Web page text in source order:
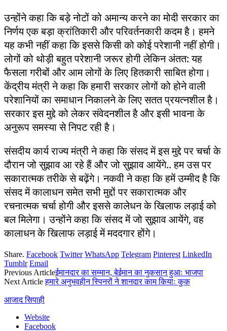
उन्होंने कहा कि बड़े नोटों को अमान्य करने का मोदी सरकार का
निर्णय एक बड़ा क्रांतिकारी और परिवर्तनकारी कदम है। हमने
यह कभी नहीं कहा कि इससे किसी को कोई परेशानी नहीं होगी।
लोगों को थोड़ी बहुत परेशानी जरूर होगी लेकिन अंतत: यह
फैसला गरीबों और आम लोगों के लिए हितकारी साबित होगा।
केंद्रीय मंत्री ने कहा कि हमारी सरकार लोगों को होने वाली
परेशानियों का समाधान निकालने के लिए सतत प्रयत्नशील है।
सरकार इस मुद्दे को लेकर संवेदनशील है और इसी भावना के
अनुरूप समस्या से निपट रही है।
संसदीय कार्य राज्य मंत्री ने कहा कि संसद में इस मुद्दे पर चर्चा के
दौरान जो सुझाव आ रहे हैं और जो सुझाव आयेंगे.. हम उस पर
सकारात्मक तरीके से बढ़ेंगे। नकवी ने कहा कि हमें उम्मीद है कि
संसद में कालाधन समेत सभी मुद्दों पर सकारात्मक और
रचनात्मक चर्चा होगी और इससे कालेधन के खिलाफ लड़ाई को
बल मिलेगा। उन्होंने कहा कि संसद में जो सुझाव आयेंगे, वह
कालाधन के खिलाफ लड़ाई में मददगार होंगे।
Share. Facebook Twitter WhatsApp Telegram Pinterest LinkedIn
Tumblr Email
Previous Articleईमानदार का सम्मान, बेईमान का नुकसान हुआः भाजपा
Next Articleहमारे अनुभवहीन स्पिनरों ने शानदार काम कियाः कुक
आजाद सिपाही
Website
Facebook